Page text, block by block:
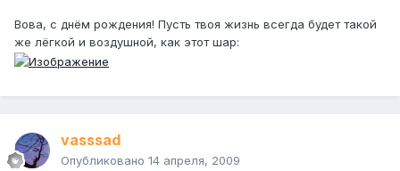
Вова, с днём рождения! Пусть твоя жизнь всегда будет такой
же лёгкой и воздушной, как этот шар:
vasssad
Опубликовано 14 апреля, 2009